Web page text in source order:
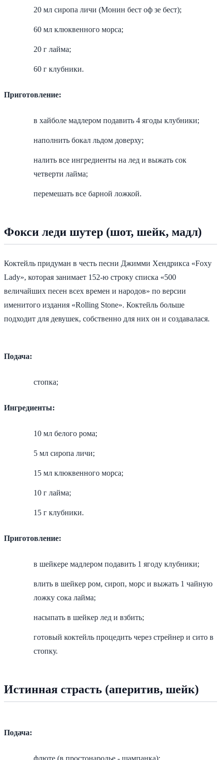
20 мл сиропа личи (Монин бест оф зе бест);
60 мл клюквенного морса;
20 г лайма;
60 г клубники.
Приготовление:
в хайболе мадлером подавить 4 ягоды клубники;
наполнить бокал льдом доверху;
налить все ингредиенты на лед и выжать сок
четверти лайма;
перемешать все барной ложкой.
Фокси леди шутер (шот, шейк, мадл)
Коктейль придуман в честь песни Джимми Хендрикса «Foxy
Lady», которая занимает 152-ю строку списка «500
величайших песен всех времен и народов» по версии
именитого издания «Rolling Stone». Коктейль больше
подходит для девушек, собственно для них он и создавалася.
Подача:
стопка;
Ингредиенты:
10 мл белого рома;
5 мл сиропа личи;
15 мл клюквенного морса;
10 г лайма;
15 г клубники.
Приготовление:
в шейкере мадлером подавить 1 ягоду клубники;
влить в шейкер ром, сироп, морс и выжать 1 чайную
ложку сока лайма;
насыпать в шейкер лед и взбить;
готовый коктейль процедить через стрейнер и сито в
стопку.
Истинная страсть (аперитив, шейк)
Подача:
флюте (в простонародье - шампанка);